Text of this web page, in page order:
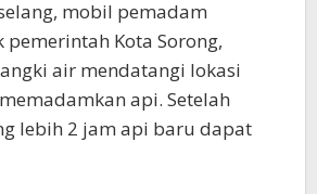
mobil pemadam
Kota Sorong,
air mendatangi lokasi
api. Setelah
lebih 2 jam api baru dapat